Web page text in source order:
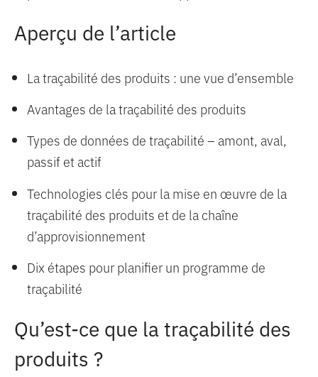
Aperçu de l’article
La traçabilité des produits : une vue d’ensemble
Avantages de la traçabilité des produits
Types de données de traçabilité – amont, aval,
passif et actif
Technologies clés pour la mise en œuvre de la
traçabilité des produits et de la chaîne
d’approvisionnement
Dix étapes pour planifier un programme de
traçabilité
Qu’est-ce que la traçabilité des
produits ?